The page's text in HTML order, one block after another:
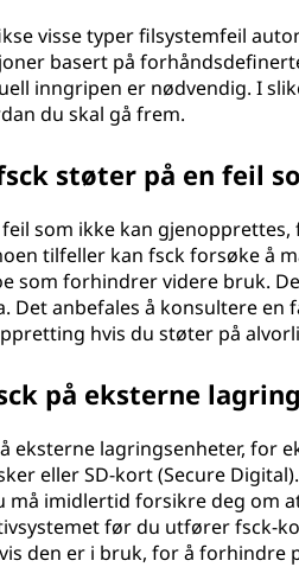
visse typer filsystemfeil
basert på
inngripen er nødvendig. I
du skal gå frem.
støter på en feil
som ikke kan
tilfeller kan fsck forsøke å
som forhindrer videre bruk.
Det anbefales å konsultere
hvis du støter på
på eksterne
eksterne lagringsenheter, for
eller SD-kort (Secure
må imidlertid forsikre deg om
før du utfører fsck-
den er i bruk, for å forhindre